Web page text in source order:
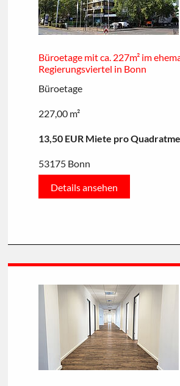
Büroetage mit ca. 227m² im
Regierungsviertel in Bonn
Büroetage
227,00 m²
13,50 EUR Miete pro
53175 Bonn
Details ansehen